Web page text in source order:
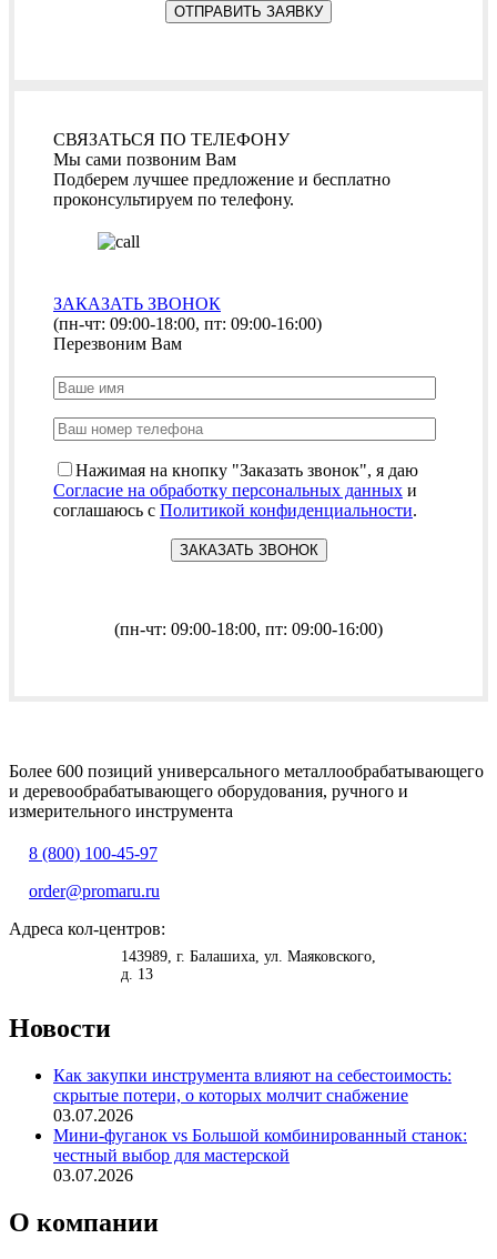
СВЯЗАТЬСЯ ПО ТЕЛЕФОНУ
Мы сами позвоним Вам
Подберем лучшее предложение и бесплатно
проконсультируем по телефону.
ЗАКАЗАТЬ ЗВОНОК
(пн-чт: 09:00-18:00, пт: 09:00-16:00)
Перезвоним Вам
Нажимая на кнопку "Заказать звонок", я даю
Согласие на обработку персональных данных и
соглашаюсь с Политикой конфиденциальности.
(пн-чт: 09:00-18:00, пт: 09:00-16:00)
Более 600 позиций универсального металлообрабатывающего
и деревообрабатывающего оборудования, ручного и
измерительного инструмента
8 (800) 100-45-97
order@promaru.ru
Адреса кол-центров:
143989 , г. Балашиха ул. Маяковского,
д. 13
Новости
Как закупки инструмента влияют на себестоимость:
скрытые потери, о которых молчит снабжение
03.07.2026
Мини-фуганок vs Большой комбинированный станок:
честный выбор для мастерской
03.07.2026
О компании